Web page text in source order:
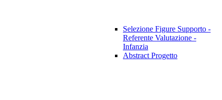
Selezione Figure Supporto -
Referente Valutazione -
Infanzia
Abstract Progetto